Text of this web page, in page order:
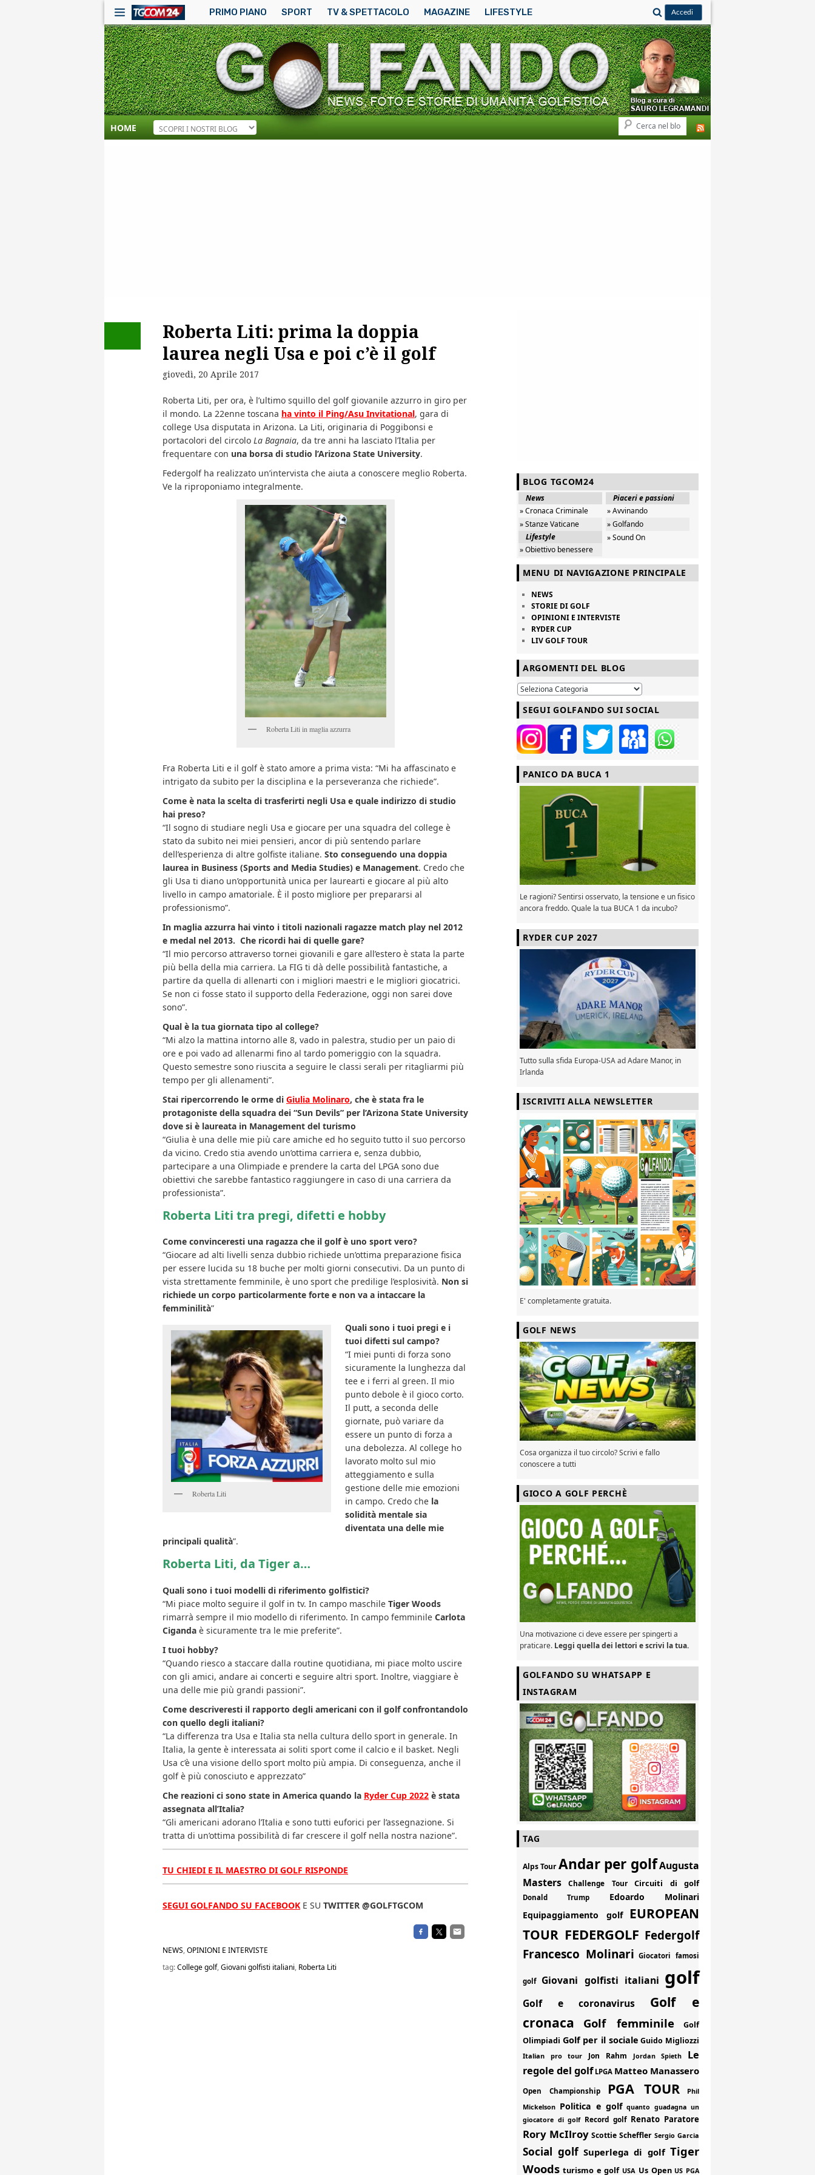
PRIMO PIANO SPORT TV & SPETTACOLO MAGAZINE LIFESTYLE
Cerca
HOME
Roberta Liti: prima la doppia
laurea negli Usa e poi c’è il golf
giovedì, 20 Aprile 2017
Roberta Liti, per ora, è l’ultimo squillo del golf giovanile azzurro in giro per
il mondo. La 22enne toscana ha vinto il Ping/Asu Invitational, gara di
college Usa disputata in Arizona. La Liti, originaria di Poggibonsi e
portacolori del circolo La Bagnaia, da tre anni ha lasciato l’Italia per
frequentare con una borsa di studio l’Arizona State University.
Federgolf ha realizzato un’intervista che aiuta a conoscere meglio Roberta.
Ve la riproponiamo integralmente.
Roberta Liti in maglia azzurra
Fra Roberta Liti e il golf è stato amore a prima vista: “Mi ha affascinato e
intrigato da subito per la disciplina e la perseveranza che richiede”.
Come è nata la scelta di trasferirti negli Usa e quale indirizzo di studio
hai preso?
“Il sogno di studiare negli Usa e giocare per una squadra del college è
stato da subito nei miei pensieri, ancor di più sentendo parlare
dell’esperienza di altre golfiste italiane. Sto conseguendo una doppia
laurea in Business (Sports and Media Studies) e Management. Credo che
gli Usa ti diano un’opportunità unica per laurearti e giocare al più alto
livello in campo amatoriale. È il posto migliore per prepararsi al
professionismo”.
In maglia azzurra hai vinto i titoli nazionali ragazze match play nel 2012
e medal nel 2013. Che ricordi hai di quelle gare?
“Il mio percorso attraverso tornei giovanili e gare all’estero è stata la parte
più bella della mia carriera. La FIG ti dà delle possibilità fantastiche, a
partire da quella di allenarti con i migliori maestri e le migliori giocatrici.
Se non ci fosse stato il supporto della Federazione, oggi non sarei dove
sono”.
Qual è la tua giornata tipo al college?
“Mi alzo la mattina intorno alle 8, vado in palestra, studio per un paio di
ore e poi vado ad allenarmi fino al tardo pomeriggio con la squadra.
Questo semestre sono riuscita a seguire le classi serali per ritagliarmi più
tempo per gli allenamenti”.
Stai ripercorrendo le orme di Giulia Molinaro, che è stata fra le
protagoniste della squadra dei “Sun Devils” per l’Arizona State University
dove si è laureata in Management del turismo
“Giulia è una delle mie più care amiche ed ho seguito tutto il suo percorso
da vicino. Credo stia avendo un’ottima carriera e, senza dubbio,
partecipare a una Olimpiade e prendere la carta del LPGA sono due
obiettivi che sarebbe fantastico raggiungere in caso di una carriera da
professionista”.
Roberta Liti tra pregi, difetti e hobby
Come convinceresti una ragazza che il golf è uno sport vero?
“Giocare ad alti livelli senza dubbio richiede un’ottima preparazione fisica
per essere lucida su 18 buche per molti giorni consecutivi. Da un punto di
vista strettamente femminile, è uno sport che predilige l’esplosività. Non si
richiede un corpo particolarmente forte e non va a intaccare la
femminilità”
Roberta Liti
Quali sono i tuoi pregi e i
tuoi difetti sul campo?
“I miei punti di forza sono
sicuramente la lunghezza dal
tee e i ferri al green. Il mio
punto debole è il gioco corto.
Il putt, a seconda delle
giornate, può variare da
essere un punto di forza a
una debolezza. Al college ho
lavorato molto sul mio
atteggiamento e sulla
gestione delle mie emozioni
in campo. Credo che la
solidità mentale sia
diventata una delle mie
principali qualità”.
Roberta Liti, da Tiger a…
Quali sono i tuoi modelli di riferimento golfistici?
“Mi piace molto seguire il golf in tv. In campo maschile Tiger Woods
rimarrà sempre il mio modello di riferimento. In campo femminile Carlota
Ciganda è sicuramente tra le mie preferite”.
I tuoi hobby?
“Quando riesco a staccare dalla routine quotidiana, mi piace molto uscire
con gli amici, andare ai concerti e seguire altri sport. Inoltre, viaggiare è
una delle mie più grandi passioni”.
Come descriveresti il rapporto degli americani con il golf confrontandolo
con quello degli italiani?
“La differenza tra Usa e Italia sta nella cultura dello sport in generale. In
Italia, la gente è interessata ai soliti sport come il calcio e il basket. Negli
Usa c’è una visione dello sport molto più ampia. Di conseguenza, anche il
golf è più conosciuto e apprezzato”
Che reazioni ci sono state in America quando la Ryder Cup 2022 è stata
assegnata all’Italia?
“Gli americani adorano l’Italia e sono tutti euforici per l’assegnazione. Si
tratta di un’ottima possibilità di far crescere il golf nella nostra nazione”.
TU CHIEDI E IL MAESTRO DI GOLF RISPONDE
SEGUI GOLFANDO SU FACEBOOK E SU TWITTER @GOLFTGCOM
NEWS,OPINIONI E INTERVISTE
tag:College golf,Giovani golfisti italiani, Roberta Liti
BLOG TGCOM24
News
» Cronaca Criminale
» Stanze Vaticane
Lifestyle
» Obiettivo benessere
Piaceri e passioni
» Avvinando
» Golfando
» Sound On
MENU DI NAVIGAZIONE PRINCIPALE
NEWS
STORIE DI GOLF
OPINIONI E INTERVISTE
RYDER CUP
LIV GOLF TOUR
ARGOMENTI DEL BLOG
SEGUI GOLFANDO SUI SOCIAL
PANICO DA BUCA 1
Le ragioni? Sentirsi osservato, la tensione e un fisico
ancora freddo. Quale la tua BUCA 1 da incubo?
RYDER CUP 2027
Tutto sulla sfida Europa-USA ad Adare Manor, in
Irlanda
ISCRIVITI ALLA NEWSLETTER
E' completamente gratuita.
GOLF NEWS
Cosa organizza il tuo circolo? Scrivi e fallo
conoscere a tutti
GIOCO A GOLF PERCHÈ
Una motivazione ci deve essere per spingerti a
praticare. Leggi quella dei lettori e scrivi la tua.
GOLFANDO SU WHATSAPP E
INSTAGRAM
TAG
Alps Tour Andar per golfAugusta
Masters
Challenge Tour Circuiti di golf
Donald Trump
Edoardo Molinari
Equipaggiamento golf
EUROPEAN
TOUR FEDERGOLF Federgolf
Francesco Molinari Giocatori famosi
golf Giovani golfisti italiani golf
Golf e coronavirus
Golf e
cronaca
Golf femminile
Golf
Olimpiadi Golf per il sociale Guido Migliozzi
Italian pro tour Jon Rahm Jordan Spieth
Le
regole del golf LPGA Matteo Manassero
Open Championship PGA TOUR
Phil
Mickelson Politica e golf quanto guadagna un
giocatore di golf Record golf Renato Paratore
Rory McIlroy Scottie Scheffler Sergio Garcia
Social golf Superlega di golf Tiger
Woods turismo e golf USA Us Open US PGA